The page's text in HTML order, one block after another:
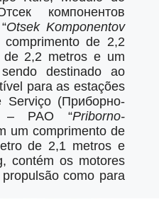
компонентов
Otsek Komponentov
de 2,2
de 2,2 metros e um
destinado ao
para as estações
Serviço (Приборно-
– PAO “Priborno-
um comprimento de
de 2,1 metros e
contém os motores
como para